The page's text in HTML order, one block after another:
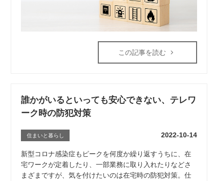
この記事を読む
誰かがいるといっても安心できない、テレワ
ーク時の防犯対策
住まいと暮らし 2022-10-14
新型コロナ感染症もピークを何度か繰り返すうちに、在
宅ワークが定着したり、一部業務に取り入れたりなどさ
まざまですが、気を付けたいのは在宅時の防犯対策。仕